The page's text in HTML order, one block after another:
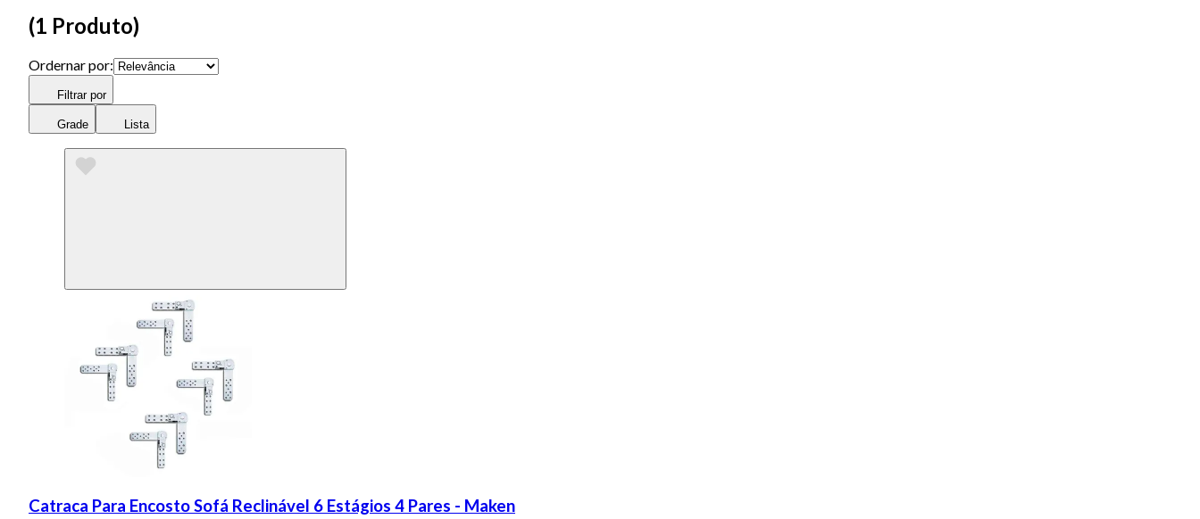
(1 Produto)
Ordernar por:
Filtrar por
Grade Lista
Catraca Para Encosto Sofá Reclinável 6 Estágios 4 Pares - Maken